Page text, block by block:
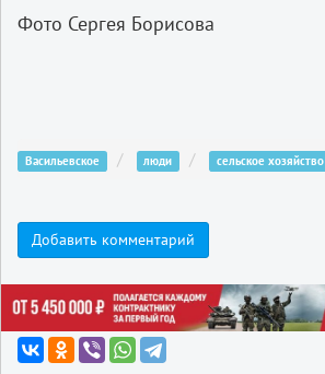
Фото Сергея Борисова
Васильевское люди сельское хозяйство
Добавить комментарий